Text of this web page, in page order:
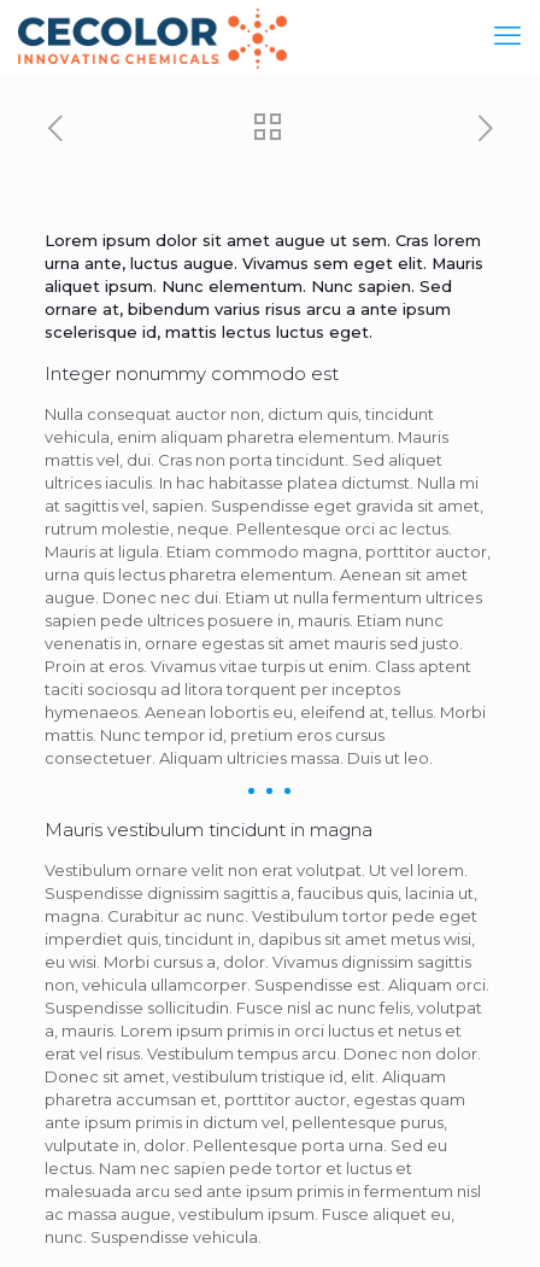
Lorem ipsum dolor sit amet augue ut sem. Cras lorem
urna ante, luctus augue. Vivamus sem eget elit. Mauris
aliquet ipsum. Nunc elementum. Nunc sapien. Sed
ornare at, bibendum varius risus arcu a ante ipsum
scelerisque id, mattis lectus luctus eget.
Integer nonummy commodo est
Nulla consequat auctor non, dictum quis, tincidunt
vehicula, enim aliquam pharetra elementum. Mauris
mattis vel, dui. Cras non porta tincidunt. Sed aliquet
ultrices iaculis. In hac habitasse platea dictumst. Nulla mi
at sagittis vel, sapien. Suspendisse eget gravida sit amet,
rutrum molestie, neque. Pellentesque orci ac lectus.
Mauris at ligula. Etiam commodo magna, porttitor auctor,
urna quis lectus pharetra elementum. Aenean sit amet
augue. Donec nec dui. Etiam ut nulla fermentum ultrices
sapien pede ultrices posuere in, mauris. Etiam nunc
venenatis in, ornare egestas sit amet mauris sed justo.
Proin at eros. Vivamus vitae turpis ut enim. Class aptent
taciti sociosqu ad litora torquent per inceptos
hymenaeos. Aenean lobortis eu, eleifend at, tellus. Morbi
mattis. Nunc tempor id, pretium eros cursus
consectetuer. Aliquam ultricies massa. Duis ut leo.
Mauris vestibulum tincidunt in magna
Vestibulum ornare velit non erat volutpat. Ut vel lorem.
Suspendisse dignissim sagittis a, faucibus quis, lacinia ut,
magna. Curabitur ac nunc. Vestibulum tortor pede eget
imperdiet quis, tincidunt in, dapibus sit amet metus wisi,
eu wisi. Morbi cursus a, dolor. Vivamus dignissim sagittis
non, vehicula ullamcorper. Suspendisse est. Aliquam orci.
Suspendisse sollicitudin. Fusce nisl ac nunc felis, volutpat
a, mauris. Lorem ipsum primis in orci luctus et netus et
erat vel risus. Vestibulum tempus arcu. Donec non dolor.
Donec sit amet, vestibulum tristique id, elit. Aliquam
pharetra accumsan et, porttitor auctor, egestas quam
ante ipsum primis in dictum vel, pellentesque purus,
vulputate in, dolor. Pellentesque porta urna. Sed eu
lectus. Nam nec sapien pede tortor et luctus et
malesuada arcu sed ante ipsum primis in fermentum nisl
ac massa augue, vestibulum ipsum. Fusce aliquet eu,
nunc. Suspendisse vehicula.